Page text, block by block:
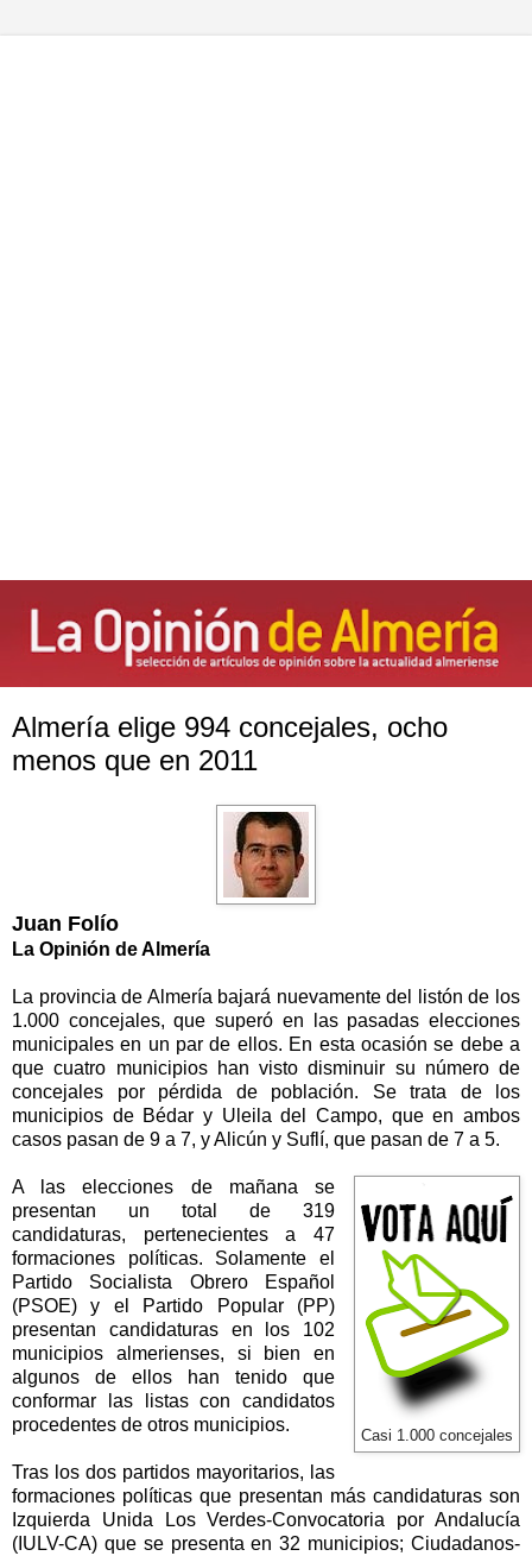
Almería elige 994 concejales, ocho
menos que en 2011
Juan Folío
La Opinión de Almería
La provincia de Almería bajará nuevamente del listón de los
1.000 concejales, que superó en las pasadas elecciones
municipales en un par de ellos. En esta ocasión se debe a
que cuatro municipios han visto disminuir su número de
concejales por pérdida de población. Se trata de los
municipios de Bédar y Uleila del Campo, que en ambos
casos pasan de 9 a 7, y Alicún y Suflí, que pasan de 7 a 5.
Casi 1.000 concejales
A las elecciones de mañana se
presentan un total de 319
candidaturas, pertenecientes a 47
formaciones políticas. Solamente el
Partido Socialista Obrero Español
(PSOE) y el Partido Popular (PP)
presentan candidaturas en los 102
municipios almerienses, si bien en
algunos de ellos han tenido que
conformar las listas con candidatos
procedentes de otros municipios.
Tras los dos partidos mayoritarios, las
formaciones políticas que presentan más candidaturas son
Izquierda Unida Los Verdes-Convocatoria por Andalucía
(IULV-CA) que se presenta en 32 municipios; Ciudadanos-